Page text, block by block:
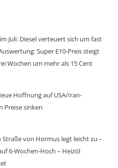
Juli: Diesel verteuert sich um fast
Super E10-Preis steigt
Wochen um mehr als 15 Cent
Hoffnung auf USA/Iran-
Preise sinken
von Hormus legt leicht zu –
6-Wochen-Hoch – Heizöl